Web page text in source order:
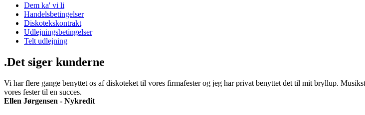
Dem ka' vi li
Handelsbetingelser
Diskotekskontrakt
Udlejningsbetingelser
Telt udlejning
.Det siger kunderne
Vi har flere gange benyttet os af diskoteket til vores firmafester og jeg har privat benyttet det til mit bryllup.
vores fester til en succes.
Ellen Jørgensen - Nykredit